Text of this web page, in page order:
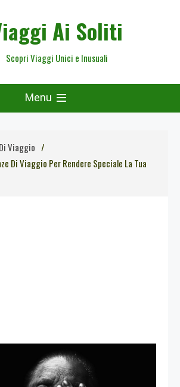
Ai Soliti
Scopri Viaggi Unici e Inusuali
Menu
Viaggio
Di Viaggio Per Rendere Speciale La Tua